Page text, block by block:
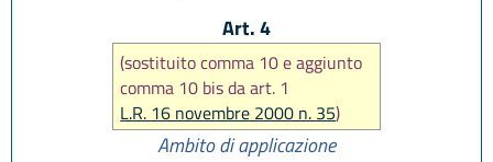
Art. 4
(sostituito comma 10 e aggiunto
comma 10 bis da art. 1
L.R. 16 novembre 2000 n. 35)
Ambito di applicazione